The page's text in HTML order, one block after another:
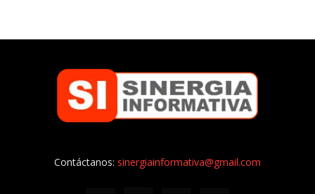
Contáctanos: sinergiainformativa@gmail.com